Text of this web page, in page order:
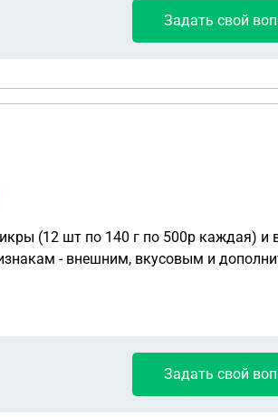
Задать свой
(12 шт по 140 г по 500р каждая) и
- внешним, вкусовым и
Посылку получили сегодня,
Задать свой